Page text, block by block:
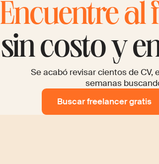
Encuentre al
sin costo y
Se acabó revisar cientos de
semanas
Buscar freelancer gratis